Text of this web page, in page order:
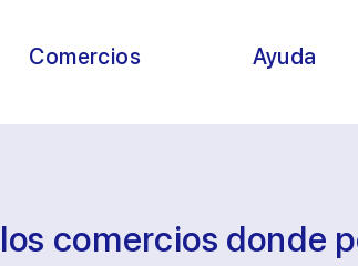
Comercios Ayuda
comercios donde